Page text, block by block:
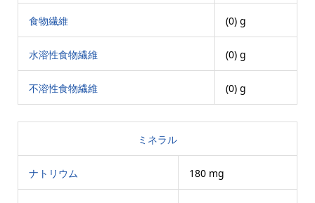
食物繊維 (0) g
水溶性食物繊維 (0) g
不溶性食物繊維 (0) g
ミネラル
ナトリウム 180 mg